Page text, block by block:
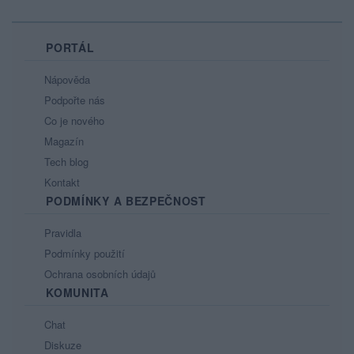
PORTÁL
Nápověda
Podpořte nás
Co je nového
Magazín
Tech blog
Kontakt
PODMÍNKY A BEZPEČNOST
Pravidla
Podmínky použití
Ochrana osobních údajů
KOMUNITA
Chat
Diskuze